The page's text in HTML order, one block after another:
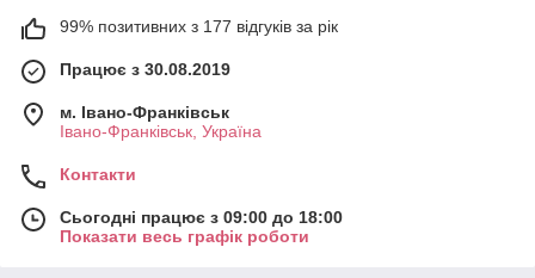
99% позитивних з 177 відгуків за рік
Працює з 30.08.2019
м. Івано-Франківськ
Івано-Франківськ, Україна
Контакти
Сьогодні працює з 09:00 до 18:00
Показати весь графік роботи